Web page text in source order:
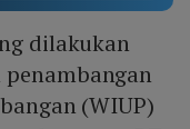
dilakukan
(WIUP)